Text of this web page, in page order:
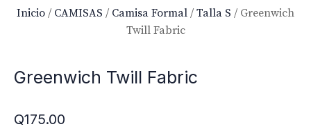
Inicio / CAMISAS / Camisa Formal / Talla S / Greenwich
Twill Fabric
Greenwich Twill Fabric
Q175.00